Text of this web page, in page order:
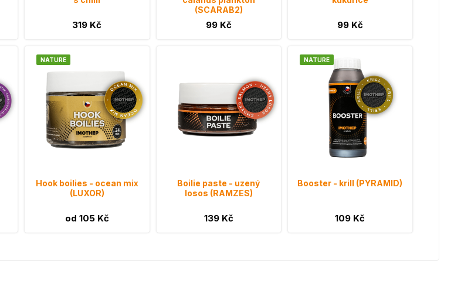
319 Kč
(SCARAB2)
99 Kč 99 Kč
NATURE
Hook boilies - ocean mix
(LUXOR)
od 105 Kč
Boilie paste - uzený
losos (RAMZES)
139 Kč
NATURE
Booster - krill (PYRAMID)
109 Kč